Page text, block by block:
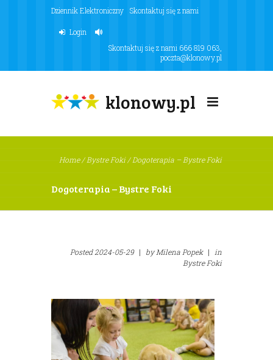
Dziennik Elektroniczny Skontaktuj się z nami
Login
Skontaktuj się z nami 666 819 063
poczta@klonowy.pl
klonowy.pl
Home/Bystre Foki/Dogoterapia – Bystre Foki
Dogoterapia – Bystre Foki
Posted2024-05-29 | byMilena Popek | in
Bystre Foki